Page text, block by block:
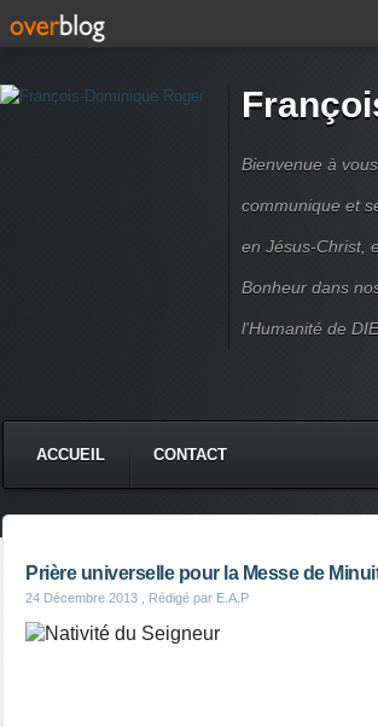
Bienvenue à
communique et
en Jésus-Christ,
Bonheur dans
l'Humanité de
ACCUEIL CONTACT
Prière universelle pour la Messe de
24 Décembre 2013 , Rédigé par E.A.P